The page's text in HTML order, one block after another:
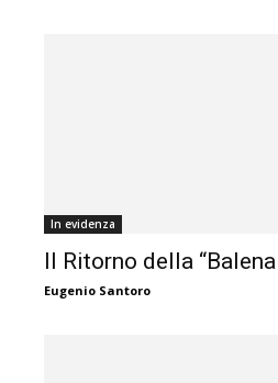
In evidenza
Il Ritorno della
Eugenio Santoro